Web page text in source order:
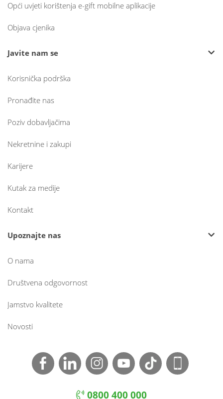
Opći uvjeti korištenja e-gift mobilne aplikacije
Objava cjenika
Javite nam se
Korisnička podrška
Pronađite nas
Poziv dobavljačima
Nekretnine i zakupi
Karijere
Kutak za medije
Kontakt
Upoznajte nas
O nama
Društvena odgovornost
Jamstvo kvalitete
Novosti
0800 400 000